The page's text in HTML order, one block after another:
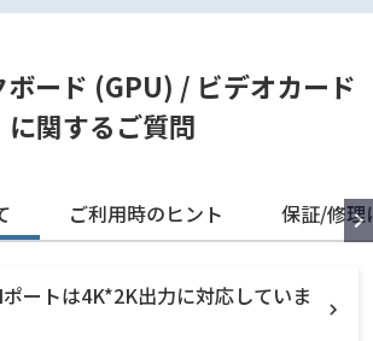
ード (GPU) / ビデオカード
に関するご質問
ご利用時のヒント 保証/修理
ートは4K*2K出力に対応していま